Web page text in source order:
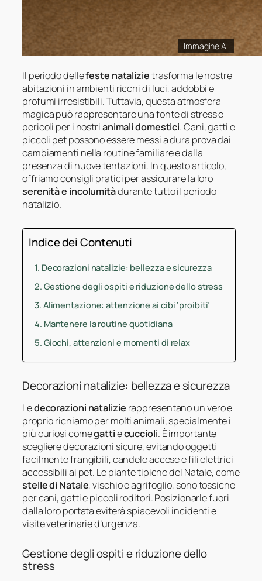
Immagine AI
Il periodo dellefeste natalizietrasforma le nostre
abitazioni in ambienti ricchi di luci, addobbi e
profumi irresistibili. Tuttavia, questa atmosfera
magica può rappresentare una fonte di stress e
pericoli per i nostrianimali domestici. Cani, gatti e
piccoli pet possono essere messi a dura prova dai
cambiamenti nella routine familiare e dalla
presenza di nuove tentazioni. In questo articolo,
offriamo consigli pratici per assicurare la loro
serenità e incolumitàdurante tutto il periodo
natalizio.
Indice dei Contenuti
Decorazioni natalizie: bellezza e sicurezza
Gestione degli ospiti e riduzione dello stress
Alimentazione: attenzione ai cibi ‘proibiti’
Mantenere la routine quotidiana
Giochi, attenzioni e momenti di relax
Decorazioni natalizie: bellezza e sicurezza
Ledecorazioni natalizie rappresentano un vero e
proprio richiamo per molti animali, specialmente i
più curiosi comegattiecuccioli. È importante
scegliere decorazioni sicure, evitando oggetti
facilmente frangibili, candele accese e fili elettrici
accessibili ai pet. Le piante tipiche del Natale, come
stelle di Natale, vischio e agrifoglio, sono tossiche
per cani, gatti e piccoli roditori. Posizionarle fuori
dalla loro portata eviterà spiacevoli incidenti e
visite veterinarie d’urgenza.
Gestione degli ospiti e riduzione dello
stress